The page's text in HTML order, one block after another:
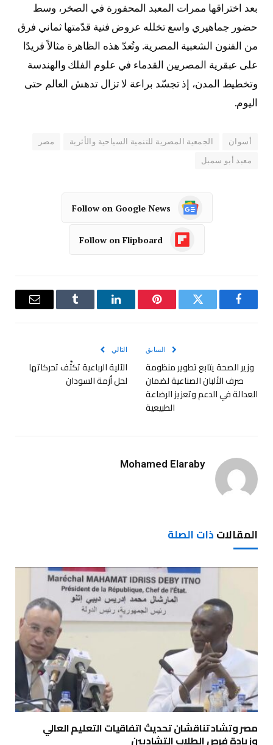
بعد اختراقها ممرات المعبد المحفورة في الصخر، وسط
حضور جماهيري واسع تخلله عروض فنية قدّمتها ثماني فرق
من الفنون الشعبية المصرية. وتُعدّ هذه الظاهرة مثالاً فريدًا
على عبقرية المصريين القدماء في علوم الفلك والهندسة
وتخطيط المدن، إذ تجسّد براعة لا تزال تدهش العالم حتى
اليوم.
أسوان الجمعية المصرية للتنمية السياحية والأثرية مصر
معبد أبو سمبل
Follow on Google News
Follow on Flipboard
فيسبوك تويتر بينتيريستلينكدإن Tumblr
البريد
السابق
وزير الصحة يتابع تطوير منظومة
صرف الألبان الصناعية لضمان
العدالة في الدعم وتعزيز الرضاعة
الطبيعية
التالي
الآلية الرباعية تكثّف تحركاتها
لحل أزمة السودان
Mohamed Elaraby
المقالاتذات الصلة
مصر وتشاد تناقشان تحديث اتفاقيات التعليم العالي
وزيادة فرص الطلاب التشاديين